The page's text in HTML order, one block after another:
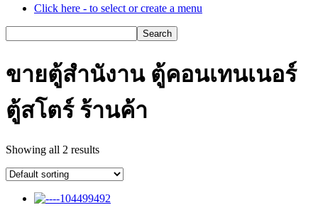
Click here - to select or create a menu
ขายตู้สำนังาน ตู้คอนเทนเนอร์
ตู้สโตร์ ร้านค้า
Showing all 2 results